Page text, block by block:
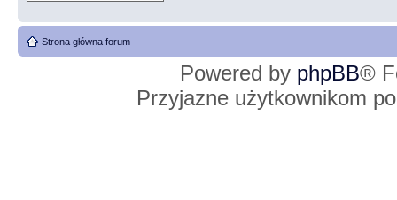
Strona główna forum
Powered by phpBB®
Przyjazne użytkownikom